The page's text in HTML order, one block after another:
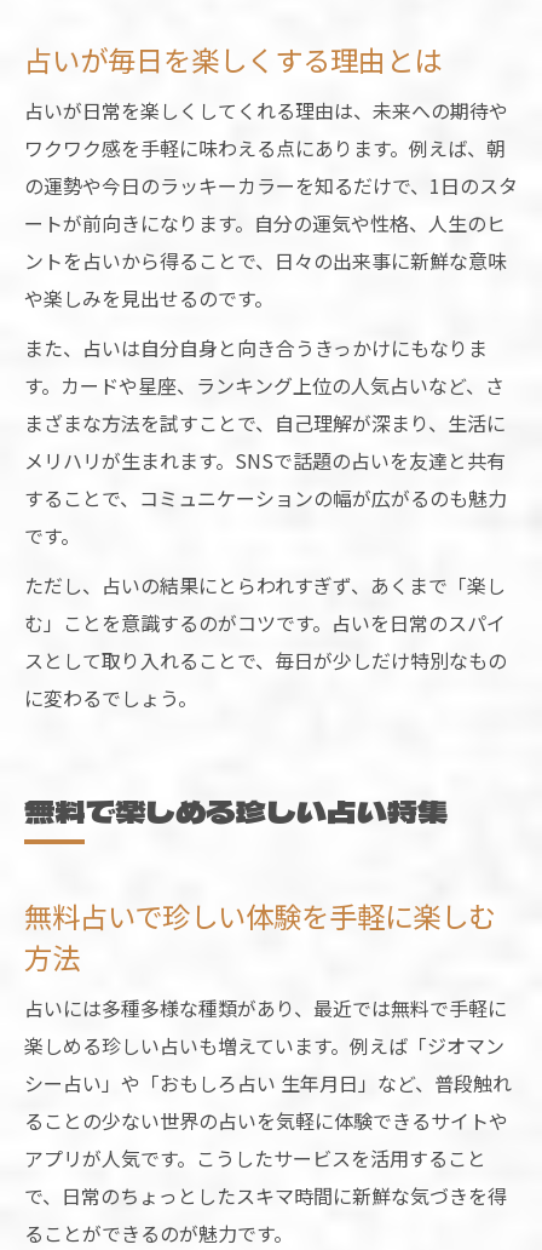
占いが毎日を楽しくする理由とは
占いが日常を楽しくしてくれる理由は、未来への期待や
ワクワク感を手軽に味わえる点にあります。例えば、朝
の運勢や今日のラッキーカラーを知るだけで、1日のスタ
ートが前向きになります。自分の運気や性格、人生のヒ
ントを占いから得ることで、日々の出来事に新鮮な意味
や楽しみを見出せるのです。
また、占いは自分自身と向き合うきっかけにもなりま
す。カードや星座、ランキング上位の人気占いなど、さ
まざまな方法を試すことで、自己理解が深まり、生活に
メリハリが生まれます。SNSで話題の占いを友達と共有
することで、コミュニケーションの幅が広がるのも魅力
です。
ただし、占いの結果にとらわれすぎず、あくまで「楽し
む」ことを意識するのがコツです。占いを日常のスパイ
スとして取り入れることで、毎日が少しだけ特別なもの
に変わるでしょう。
無料で楽しめる珍しい占い特集
無料占いで珍しい体験を手軽に楽しむ
方法
占いには多種多様な種類があり、最近では無料で手軽に
楽しめる珍しい占いも増えています。例えば「ジオマン
シー占い」や「おもしろ占い 生年月日」など、普段触れ
ることの少ない世界の占いを気軽に体験できるサイトや
アプリが人気です。こうしたサービスを活用すること
で、日常のちょっとしたスキマ時間に新鮮な気づきを得
ることができるのが魅力です。